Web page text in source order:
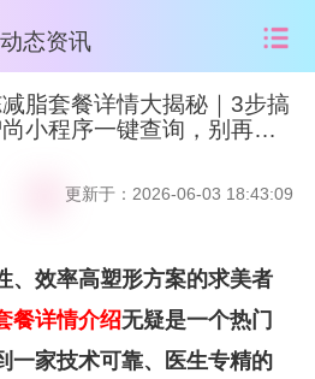
动态资讯
脂套餐详情大揭秘｜3步搞
小程序一键查询，别再傻
更新于：2026-06-03 18:43:09
、效率高塑形方案的求美者
餐详情介绍无疑是一个热门
一家技术可靠、医生专精的